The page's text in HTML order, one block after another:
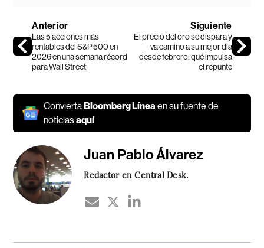
Anterior
Las 5 acciones más
rentables del S&P 500 en
2026 en una semana récord
para Wall Street
Siguiente
El precio del oro se dispara y
va camino a su mejor día
desde febrero: qué impulsa
el repunte
ConviertaBloomberg Línea en su fuente de
noticiasaquí
Juan Pablo Álvarez
Redactor en Central Desk.